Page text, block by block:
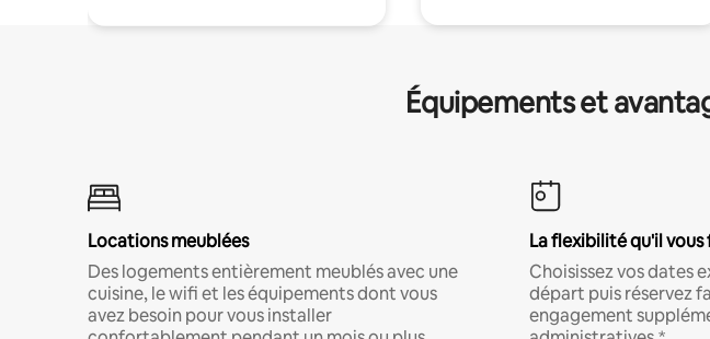
Équipements et
Locations meublées
Des logements entièrement meublés avec une
cuisine, le wifi et les équipements dont vous
avez besoin pour vous installer
La flexibilité qu'il vous
Choisissez vos dates
départ puis réservez
engagement